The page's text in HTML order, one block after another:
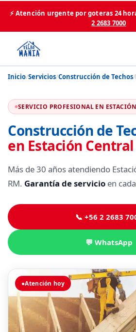
⚡ Atención urgente por goteras 24
2 2683 7000
Inicio/Servicios/Construcción de Techos/
SERVICIO PROFESIONAL EN
Construcción de
en Estación Central
Más de 30 años atendiendo
RM. Garantía de servicio en
📞 +56 2 2683
💬 WhatsApp
●Atención hoy